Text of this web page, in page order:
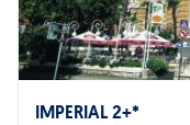
IMPERIAL 2+*